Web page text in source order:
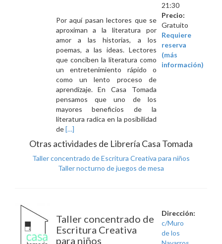
Por aquí pasan lectores que se
aproximan a la literatura por
amor a las historias, a los
poemas, a las ideas. Lectores
que conciben la literatura como
un entretenimiento rápido o
como un lento proceso de
aprendizaje. En Casa Tomada
pensamos que uno de los
mayores beneficios de la
literatura radica en la posibilidad
deLeer
concentrado
de
Escritura
[…]
21:30
Precio:
Gratuito
Requiere
reserva
(más
información)
Otras actividades de Librería Casa Tomada
Taller concentrado de Escritura Creativa para niños
Taller nocturno de juegos de mesa
Taller concentrado de
Escritura Creativa
para niños
Dirección:
c/Muro
de los